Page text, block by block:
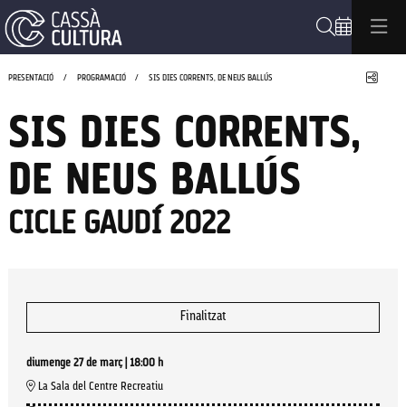
PRESENTACIÓ PROGRAMACIÓ SIS DIES CORRENTS, DE NEUS BALLÚS
SIS DIES CORRENTS,
DE NEUS BALLÚS
CICLE GAUDÍ 2022
Finalitzat
diumenge 27 de març| 18:00 h
La Sala del Centre Recreatiu